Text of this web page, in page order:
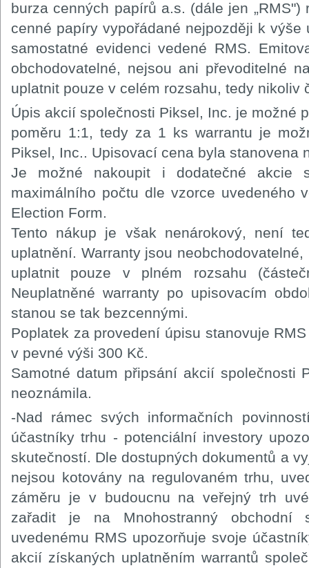
burza cenných papírů a.s. (dále jen
cenné papíry vypořádané nejpozději k
samostatné evidenci vedené RMS.
obchodovatelné, nejsou ani převoditelné
uplatnit pouze v celém rozsahu, tedy nikoliv
Úpis akcií společnosti Piksel, Inc. je možné
poměru 1:1, tedy za 1 ks warrantu je
Piksel, Inc.. Upisovací cena byla stanovena
Je možné nakoupit i dodatečné
maximálního počtu dle vzorce uvedeného
Election Form.
Tento nákup je však nenárokový, není
uplatnění. Warranty jsou
uplatnit pouze v plném rozsahu
Neuplatněné warranty po upisovacím
stanou se tak bezcennými.
Poplatek za provedení úpisu stanovuje
v pevné výši 300 Kč.
Samotné datum připsání akcií společnosti
neoznámila.
-Nad rámec svých informačních
účastníky trhu - potenciální investory
skutečností. Dle dostupných dokumentů a
nejsou kotovány na regulovaném trhu,
záměru je v budoucnu na veřejný trh
zařadit je na Mnohostranný obchodní
uvedenému RMS upozorňuje svoje
akcií získaných uplatněním warrantů